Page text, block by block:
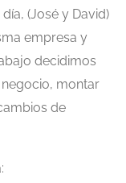
(José y David)
empresa y
decidimos
montar
de